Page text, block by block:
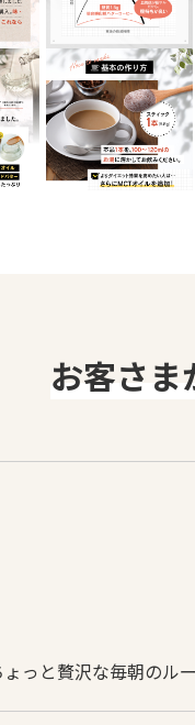
お客さま
っと贅沢な毎朝のル